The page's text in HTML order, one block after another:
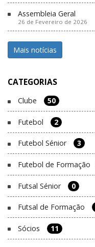
Assembleia Geral
26 de Fevereiro de 2026
Mais notícias
CATEGORIAS
Clube 50
Futebol 2
Futebol Sénior 3
Futebol de Formação
Futsal Sénior 0
Futsal de Formação
Sócios 11